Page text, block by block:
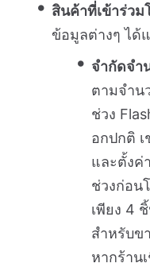
สินค้าที่เข้าร่วม
ข้อมูลต่างๆ ได้
จำกัดจำ
ตามจำน
ช่วง
อกปกติ
และตั้งค่
ช่วงก่อน
เพียง 4
สำหรับข
หากร้าน